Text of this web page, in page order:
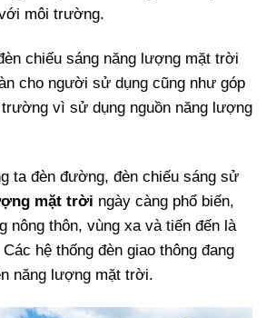
môi trường.
chiếu sáng năng lượng mặt trời
cho người sử dụng cũng như góp
trường vì sử dụng nguồn năng lượng
ta đèn đường, đèn chiếu sáng sử
mặt trời ngày càng phổ biến,
nông thôn, vùng xa và tiến đến là
hệ thống đèn giao thông đang
năng lượng mặt trời.